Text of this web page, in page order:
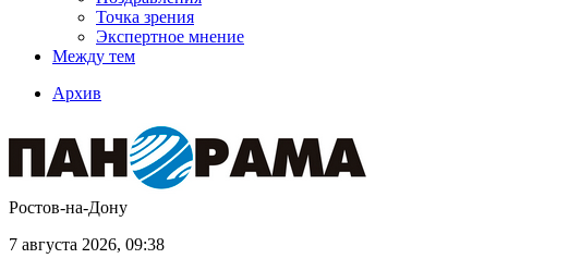
Точка зрения
Экспертное мнение
Между тем
Архив
Ростов-на-Дону
7 августа 2026, 09:38